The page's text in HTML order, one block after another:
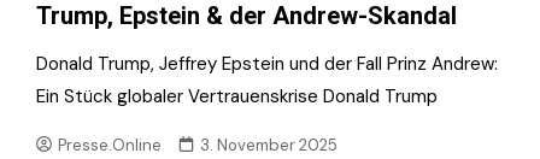
Trump, Epstein & der Andrew-Skandal
Donald Trump, Jeffrey Epstein und der Fall Prinz Andrew:
Ein Stück globaler Vertrauenskrise Donald Trump
Presse.Online 3. November 2025